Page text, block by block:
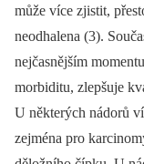
může více zjistit,
neodhalena (3).
nejčasnějším
morbiditu, zlepšuje
U některých nádorů
zejména pro